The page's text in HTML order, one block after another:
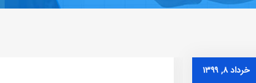
خرداد ۸, ۱۳۹۹